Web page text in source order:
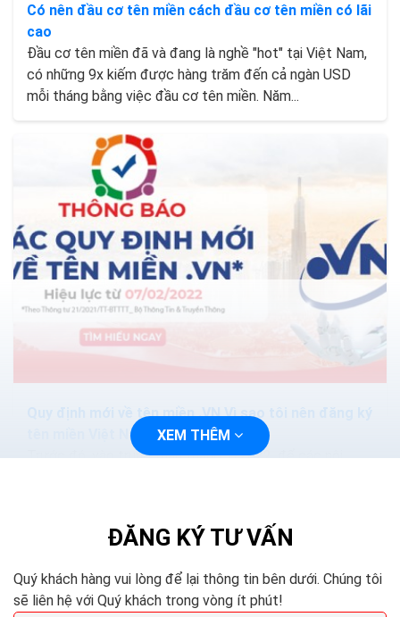
Có nên đầu cơ tên miền cách đầu cơ tên miền có lãi
cao
Đầu cơ tên miền đã và đang là nghề "hot" tại Việt Nam,
có những 9x kiếm được hàng trăm đến cả ngàn USD
mỗi tháng bằng việc đầu cơ tên miền. Năm...
Quy định mới về tên miền .VN Vì sao tôi nên đăng ký
tên miền Việt Nam?
Trước đó, vào trung tuần tháng 1/2022, để các nội
XEM THÊM
ĐĂNG KÝ TƯ VẤN
Quý khách hàng vui lòng để lại thông tin bên dưới. Chúng tôi
sẽ liên hệ với Quý khách trong vòng ít phút!